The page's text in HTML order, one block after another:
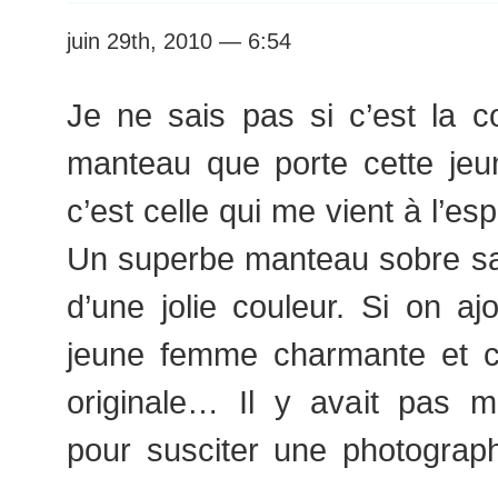
juin 29th, 2010 — 6:54
Je ne sais pas si c’est la
manteau que porte cette
c’est celle qui me vient à
Un superbe manteau sobre
d’une jolie couleur. Si on
jeune femme charmante et
originale… Il y avait pas
pour susciter une